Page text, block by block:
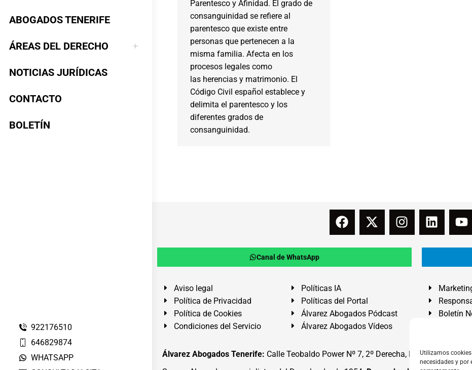
Utilizamos
necesidades y por
ABOGADOS TENERIFE
ÁREAS DEL DERECHO
NOTICIAS JURÍDICAS
CONTACTO
BOLETÍN
922176510
646829874
WHATSAPP
Parentesco y Afinidad. El grado de
consanguinidad se refiere al
parentesco que existe entre
personas que pertenecen a la
misma familia. Afecta en los
procesos legales como
las herencias y matrimonio. El
Código Civil español establece y
delimita el parentesco y los
diferentes grados de
consanguinidad.
Canal de WhatsApp
Aviso legal
Política de Privacidad
Política de Cookies
Condiciones del Servicio
Políticas IA
Políticas del Portal
Álvarez Abogados Pódcast
Álvarez Abogados Vídeos
Boletín
Álvarez Abogados Tenerife: Calle Teobaldo Power Nº 7, 2º Derecha, El Médano,